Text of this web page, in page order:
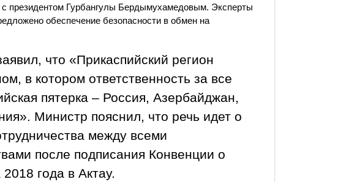
с президентом Гурбангулы Бердымухамедовым. Эксперты
обеспечение безопасности в обмен на
что «Прикаспийский регион
в котором ответственность за все
пятерка – Россия, Азербайджан,
Министр пояснил, что речь идет о
между всеми
после подписания Конвенции о
года в Актау.